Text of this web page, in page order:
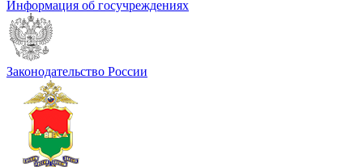
Информация об госучреждениях
Законодательство России